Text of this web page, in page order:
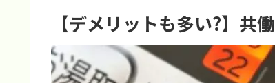
【デメリットも多い?】共